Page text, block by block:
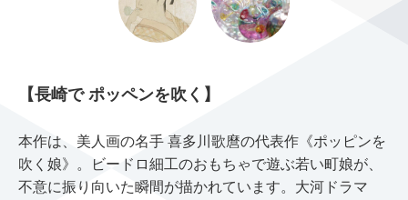
【⻑崎で ポッペンを吹く】
本作は、美⼈画の名⼿ 喜多川歌麿の代表作《ポッピンを
吹く娘》。ビードロ細⼯のおもちゃで遊ぶ若い町娘が、
不意に振り向いた瞬間が描かれています。⼤河ドラマ